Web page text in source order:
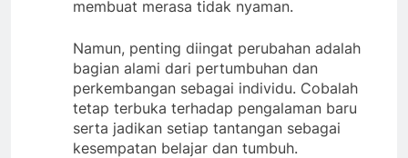
membuat merasa tidak nyaman.
Namun, penting diingat perubahan adalah
bagian alami dari pertumbuhan dan
perkembangan sebagai individu. Cobalah
tetap terbuka terhadap pengalaman baru
serta jadikan setiap tantangan sebagai
kesempatan belajar dan tumbuh.